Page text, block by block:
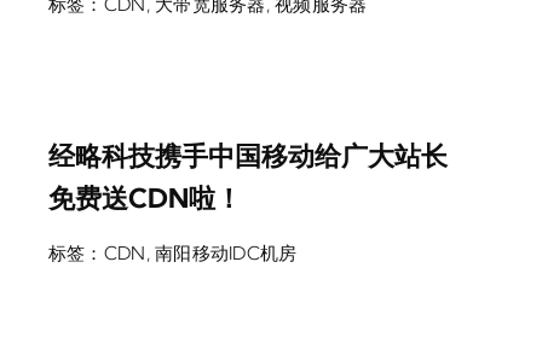
经略科技携手中国移动给广大站长
免费送CDN啦！
标签： CDN,南阳移动IDC机房